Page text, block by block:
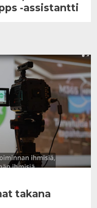
-assistantti
takana